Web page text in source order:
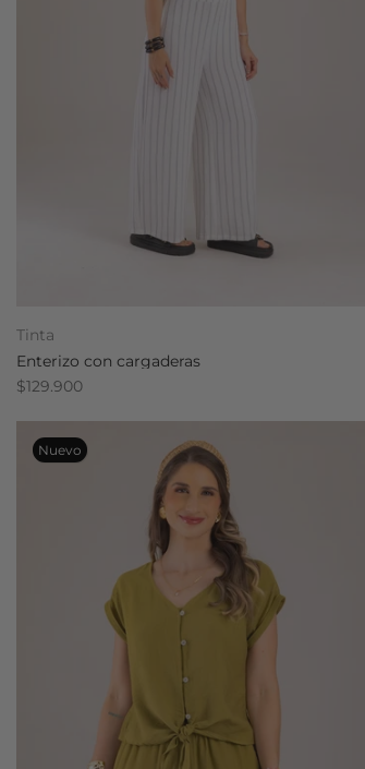
Tinta
Enterizo con cargaderas
$129.900
Nuevo